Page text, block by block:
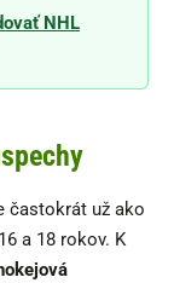
NHL
častokrát už ako
a 18 rokov. K